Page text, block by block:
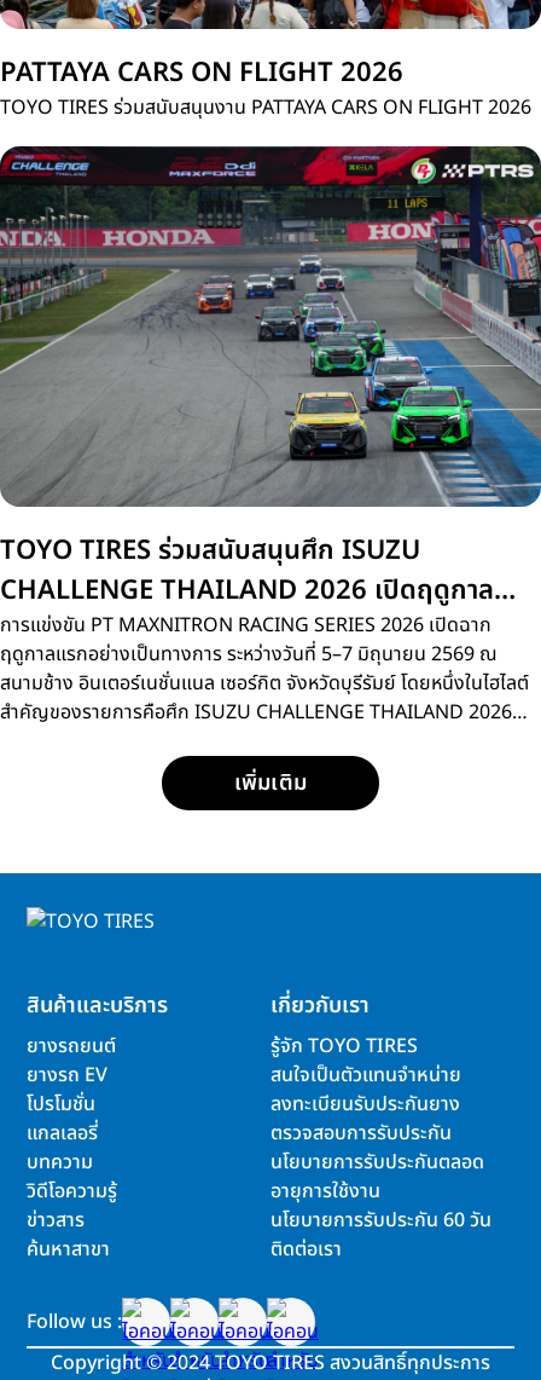
PATTAYA CARS ON FLIGHT 2026
TOYO TIRES ร่วมสนับสนุนงาน PATTAYA CARS ON FLIGHT 2026
TOYO TIRES ร่วมสนับสนุนศึก ISUZU
CHALLENGE THAILAND 2026 เปิดฤดูกาล
สนามแรกที่บุรีรัมย์
การแข่งขัน PT MAXNITRON RACING SERIES 2026 เปิดฉาก
ฤดูกาลแรกอย่างเป็นทางการ ระหว่างวันที่ 5–7 มิถุนายน 2569 ณ
สนามช้าง อินเตอร์เนชั่นแนล เซอร์กิต จังหวัดบุรีรัมย์ โดยหนึ่งในไฮไลต์
สำคัญของรายการคือศึก ISUZU CHALLENGE THAILAND 2026
15 คน ได้ลงสนามประชันความเร็วด้วยรถแข่ง ISUZU D-MAX
SPACECAB 2.2 Ddi MAXFORCE ภายใต้มาตรฐานการแข่งขัน
เพิ่มเติม
สินค้าและบริการ
ยางรถยนต์
ยางรถ EV
โปรโมชั่น
แกลเลอรี่
บทความ
วิดีโอความรู้
ข่าวสาร
ค้นหาสาขา
เกี่ยวกับเรา
รู้จัก TOYO TIRES
สนใจเป็นตัวแทนจำหน่าย
ลงทะเบียนรับประกันยาง
ตรวจสอบการรับประกัน
นโยบายการรับประกันตลอด
อายุการใช้งาน
นโยบายการรับประกัน 60 วัน
ติดต่อเรา
Follow us :
Copyright©2024 TOYO TIRES สงวนสิทธิ์ทุกประการ